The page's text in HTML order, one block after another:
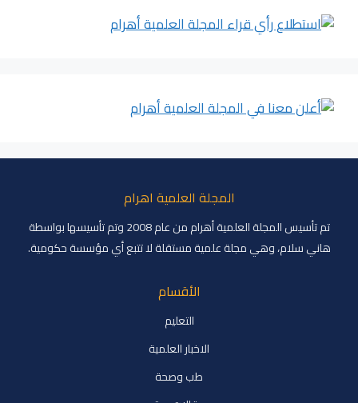
المجلة العلمية اهرام
تم تأسيس المجلة العلمية أهرام من عام 2008 وتم تأسيسها بواسطة
هاني سلام، وهي مجلة علمية مستقلة لا تتبع أي مؤسسة حكومية.
الأقسام
التعليم
الاخبار العلمية
طب وصحة